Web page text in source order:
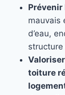
mauvais
d’eau,
toiture